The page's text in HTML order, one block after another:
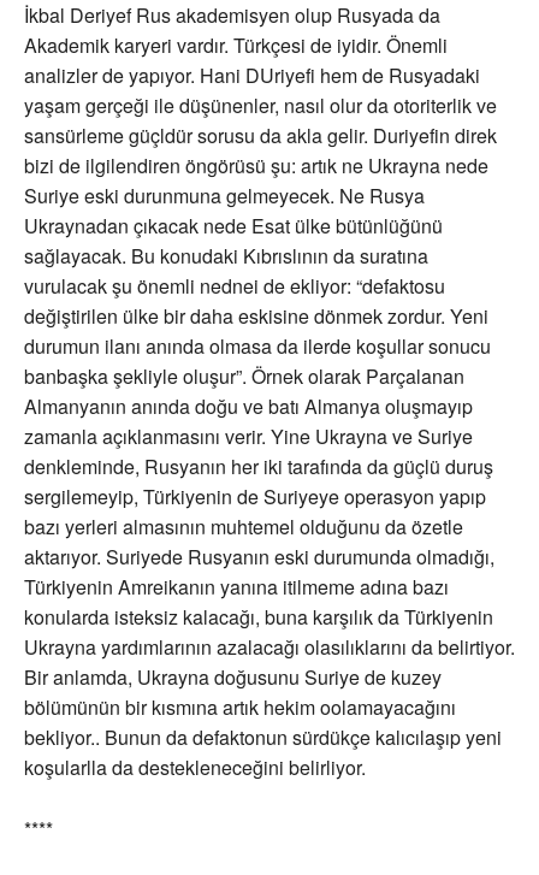
İkbal Deriyef Rus akademisyen olup Rusyada da
Akademik karyeri vardır. Türkçesi de iyidir. Önemli
analizler de yapıyor. Hani DUriyefi hem de Rusyadaki
yaşam gerçeği ile düşünenler, nasıl olur da otoriterlik ve
sansürleme güçldür sorusu da akla gelir. Duriyefin direk
bizi de ilgilendiren öngörüsü şu: artık ne Ukrayna nede
Suriye eski durunmuna gelmeyecek. Ne Rusya
Ukraynadan çıkacak nede Esat ülke bütünlüğünü
sağlayacak. Bu konudaki Kıbrıslının da suratına
vurulacak şu önemli nednei de ekliyor: “defaktosu
değiştirilen ülke bir daha eskisine dönmek zordur. Yeni
durumun ilanı anında olmasa da ilerde koşullar sonucu
banbaşka şekliyle oluşur”. Örnek olarak Parçalanan
Almanyanın anında doğu ve batı Almanya oluşmayıp
zamanla açıklanmasını verir. Yine Ukrayna ve Suriye
denkleminde, Rusyanın her iki tarafında da güçlü duruş
sergilemeyip, Türkiyenin de Suriyeye operasyon yapıp
bazı yerleri almasının muhtemel olduğunu da özetle
aktarıyor. Suriyede Rusyanın eski durumunda olmadığı,
Türkiyenin Amreikanın yanına itilmeme adına bazı
konularda isteksiz kalacağı, buna karşılık da Türkiyenin
Ukrayna yardımlarının azalacağı olasılıklarını da belirtiyor.
Bir anlamda, Ukrayna doğusunu Suriye de kuzey
bölümünün bir kısmına artık hekim oolamayacağını
bekliyor.. Bunun da defaktonun sürdükçe kalıcılaşıp yeni
koşularlla da destekleneceğini belirliyor.
****